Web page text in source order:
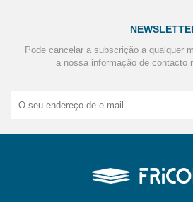
Pode cancelar a subscrição a qualquer
a nossa informação de contacto